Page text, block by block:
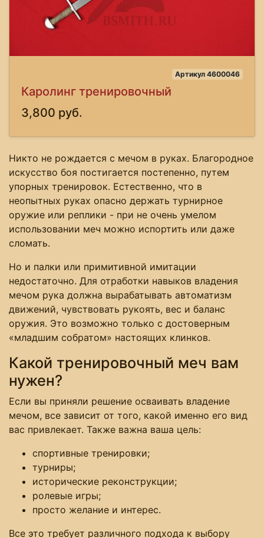
Артикул 4600046
Каролинг тренировочный
3,800 руб.
Никто не рождается с мечом в руках. Благородное
искусство боя постигается постепенно, путем
упорных тренировок. Естественно, что в
неопытных руках опасно держать турнирное
оружие или реплики - при не очень умелом
использовании меч можно испортить или даже
сломать.
Но и палки или примитивной имитации
недостаточно. Для отработки навыков владения
мечом рука должна вырабатывать автоматизм
движений, чувствовать рукоять, вес и баланс
оружия. Это возможно только с достоверным
«младшим собратом» настоящих клинков.
Какой тренировочный меч вам
нужен?
Если вы приняли решение осваивать владение
мечом, все зависит от того, какой именно его вид
вас привлекает. Также важна ваша цель:
спортивные тренировки;
турниры;
исторические реконструкции;
ролевые игры;
просто желание и интерес.
Все это требует различного подхода к выбору